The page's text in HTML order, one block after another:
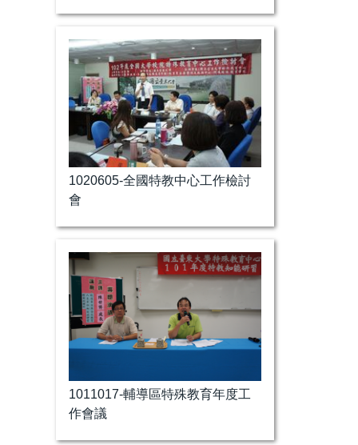
1020605-全國特教中心工作檢討
會
1011017-輔導區特殊教育年度工
作會議